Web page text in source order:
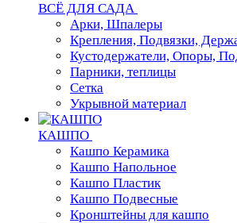
ВСЁ ДЛЯ САДА
Арки, Шпалеры
Крепления, Подвязки,
Кустодержатели, Опоры,
Парники, теплицы
Сетка
Укрывной материал
КАШПО
Кашпо Керамика
Кашпо Напольное
Кашпо Пластик
Кашпо Подвесные
Кронштейны для кашпо